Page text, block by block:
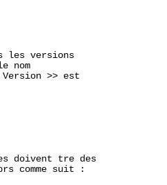
les versions
nom
>> est
doivent tre des
comme suit :